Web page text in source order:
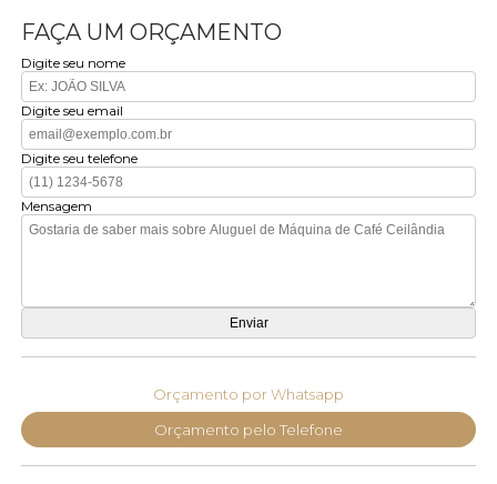
FAÇA UM ORÇAMENTO
Digite seu nome
Digite seu email
Digite seu telefone
Mensagem
Orçamento por Whatsapp
Orçamento pelo Telefone